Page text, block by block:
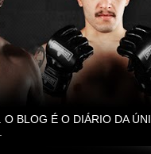
BLOG É O DIÁRIO DA